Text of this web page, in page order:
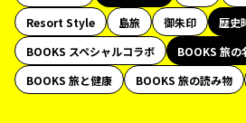
Resort Style
島旅 御朱印 歴史
BOOKS スペシャルコラボ
BOOKS 旅の
BOOKS 旅と健康
BOOKS 旅の読み物